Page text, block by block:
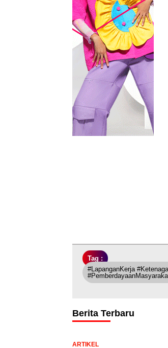
Tag :
#LapanganKerja
Berita Terbaru
ARTIKEL